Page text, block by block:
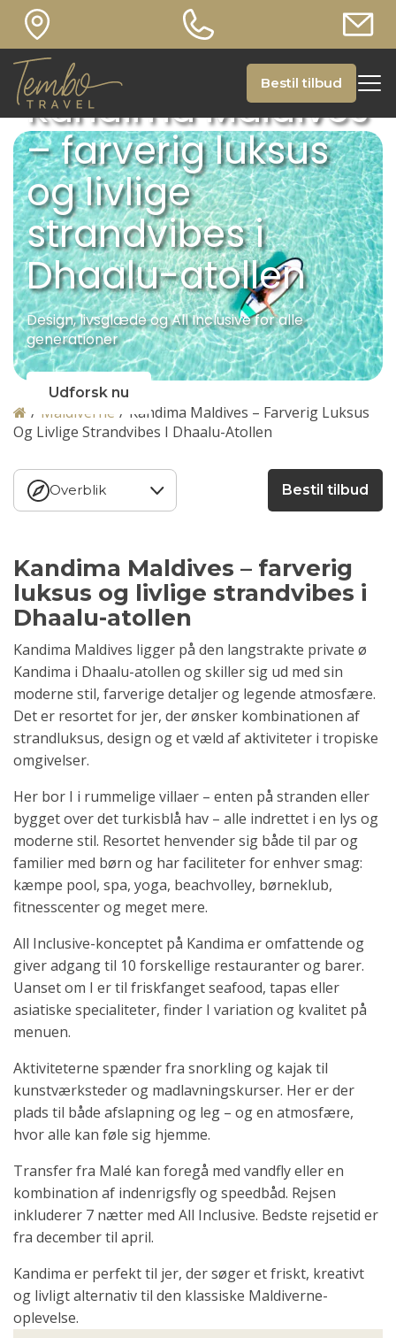
Bestil tilbud
Kandima Maldives
– farverig luksus
og livlige
strandvibes i
Dhaalu-atollen
Design, livsglæde og All Inclusive for alle
generationer
Udforsk nu
/ Maldiverne / Kandima Maldives – Farverig Luksus
Og Livlige Strandvibes I Dhaalu-Atollen
Overblik Bestil tilbud
Kandima Maldives – farverig
luksus og livlige strandvibes i
Dhaalu-atollen
Kandima Maldives ligger på den langstrakte private ø
Kandima i Dhaalu-atollen og skiller sig ud med sin
moderne stil, farverige detaljer og legende atmosfære.
Det er resortet for jer, der ønsker kombinationen af
strandluksus, design og et væld af aktiviteter i tropiske
omgivelser.
Her bor I i rummelige villaer – enten på stranden eller
bygget over det turkisblå hav – alle indrettet i en lys og
moderne stil. Resortet henvender sig både til par og
familier med børn og har faciliteter for enhver smag:
kæmpe pool, spa, yoga, beachvolley, børneklub,
fitnesscenter og meget mere.
All Inclusive-konceptet på Kandima er omfattende og
giver adgang til 10 forskellige restauranter og barer.
Uanset om I er til friskfanget seafood, tapas eller
asiatiske specialiteter, finder I variation og kvalitet på
menuen.
Aktiviteterne spænder fra snorkling og kajak til
kunstværksteder og madlavningskurser. Her er der
plads til både afslapning og leg – og en atmosfære,
hvor alle kan føle sig hjemme.
Transfer fra Malé kan foregå med vandfly eller en
kombination af indenrigsfly og speedbåd. Rejsen
inkluderer 7 nætter med All Inclusive. Bedste rejsetid er
fra december til april.
Kandima er perfekt til jer, der søger et friskt, kreativt
og livligt alternativ til den klassiske Maldiverne-
oplevelse.